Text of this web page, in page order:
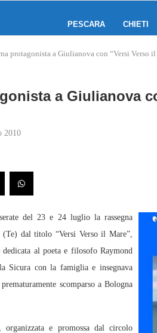
PESCARA CHIETI
protagonista a Giulianova con “Versi Verso
a Giulianova
2010
del 23 e 24 luglio la rassegna
dal titolo “Versi Verso il Mare”,
al poeta e filosofo Raymond
Sicura con la famiglia e insegnava
scomparso a Bologna
organizzata e promossa dal circolo